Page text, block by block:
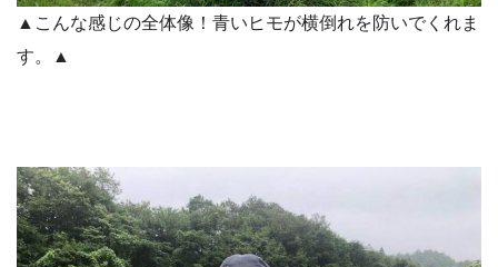
▲こんな感じの全体像！青いヒモが横倒れを防いでくれま
す。▲